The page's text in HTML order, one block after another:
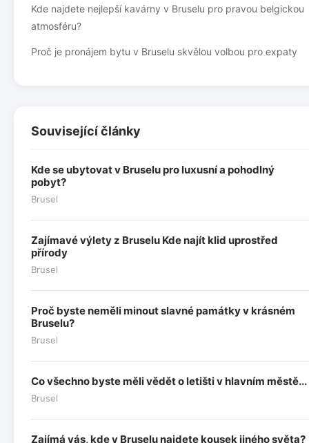
Kde najdete nejlepší kavárny v Bruselu pro pravou belgickou
atmosféru?
Proč je pronájem bytu v Bruselu skvělou volbou pro expaty
Související články
Kde se ubytovat v Bruselu pro luxusní a pohodlný
pobyt?
Brusel
Zajímavé výlety z Bruselu Kde najít klid uprostřed
přírody
Brusel
Proč byste neměli minout slavné památky v krásném
Bruselu?
Brusel
Co všechno byste měli vědět o letišti v hlavním městě...
Brusel
Zajímá vás, kde v Bruselu najdete kousek jiného světa?